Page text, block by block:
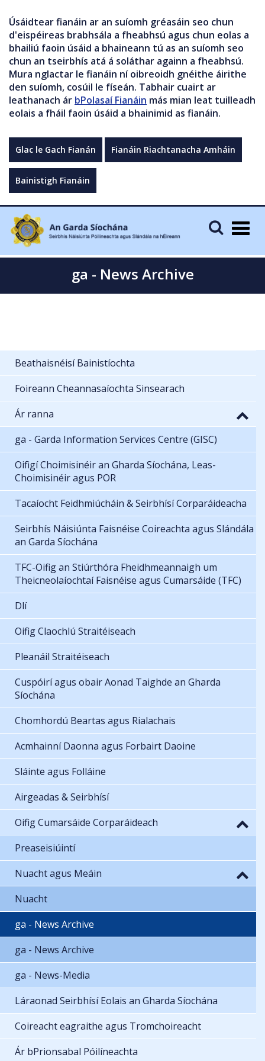
Úsáidtear fianáin ar an suíomh gréasáin seo chun
d'eispéireas brabhsála a fheabhsú agus chun eolas a
bhailiú faoin úsáid a bhaineann tú as an suíomh seo
chun an tseirbhís atá á soláthar againn a fheabhsú.
Mura nglactar le fianáin ní oibreoidh gnéithe áirithe
den suíomh, cosúil le físeán. Tabhair cuairt ar
leathanach ár bPolasaí Fianáin más mian leat tuilleadh
eolais a fháil faoin úsáid a bhainimid as fianáin.
Glac le Gach Fianán Fianáin Riachtanacha Amháin
Bainistigh Fianáin
ga - News Archive
Beathaisnéisí Bainistíochta
Foireann Cheannasaíochta Sinsearach
Ár ranna
ga - Garda Information Services Centre (GISC)
Oifigí Choimisinéir an Gharda Síochána, Leas-
Choimisinéir agus POR
Tacaíocht Feidhmiúcháin & Seirbhísí Corparáideacha
Seirbhís Náisiúnta Faisnéise Coireachta agus Slándála
an Garda Síochána
TFC-Oifig an Stiúrthóra Fheidhmeannaigh um
Theicneolaíochtaí Faisnéise agus Cumarsáide (TFC)
Dlí
Oifig Claochlú Straitéiseach
Pleanáil Straitéiseach
Cuspóirí agus obair Aonad Taighde an Gharda
Síochána
Chomhordú Beartas agus Rialachais
Acmhainní Daonna agus Forbairt Daoine
Sláinte agus Folláine
Airgeadas & Seirbhísí
Oifig Cumarsáide Corparáideach
Preaseisiúintí
Nuacht agus Meáin
Nuacht
ga - News Archive
ga - News Archive
ga - News-Media
Láraonad Seirbhísí Eolais an Gharda Síochána
Coireacht eagraithe agus Tromchoireacht
Ár bPrionsabal Póilíneachta